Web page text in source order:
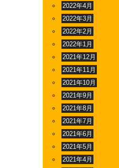
2022年4月
2022年3月
2022年2月
2022年1月
2021年12月
2021年11月
2021年10月
2021年9月
2021年8月
2021年7月
2021年6月
2021年5月
2021年4月